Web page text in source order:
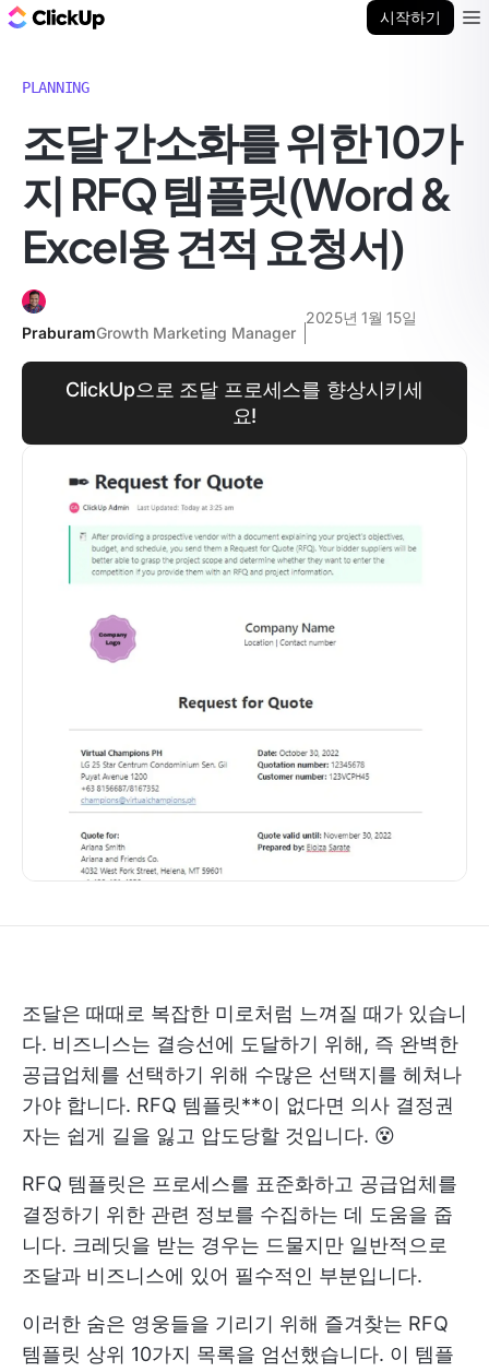
시작하기
PLANNING
조달 간소화를 위한 10가
지 RFQ 템플릿(Word &
Excel용 견적 요청서)
PraburamGrowth Marketing Manager
2025년 1월 15일
ClickUp으로 조달 프로세스를 향상시키세
요!
조달은 때때로 복잡한 미로처럼 느껴질 때가 있습니
다. 비즈니스는 결승선에 도달하기 위해, 즉 완벽한
공급업체를 선택하기 위해 수많은 선택지를 헤쳐나
가야 합니다. RFQ 템플릿**이 없다면 의사 결정권
자는 쉽게 길을 잃고 압도당할 것입니다. 😵
RFQ 템플릿은 프로세스를 표준화하고 공급업체를
결정하기 위한 관련 정보를 수집하는 데 도움을 줍
니다. 크레딧을 받는 경우는 드물지만 일반적으로
조달과 비즈니스에 있어 필수적인 부분입니다.
이러한 숨은 영웅들을 기리기 위해 즐겨찾는 RFQ
템플릿 상위 10가지 목록을 엄선했습니다. 이 템플